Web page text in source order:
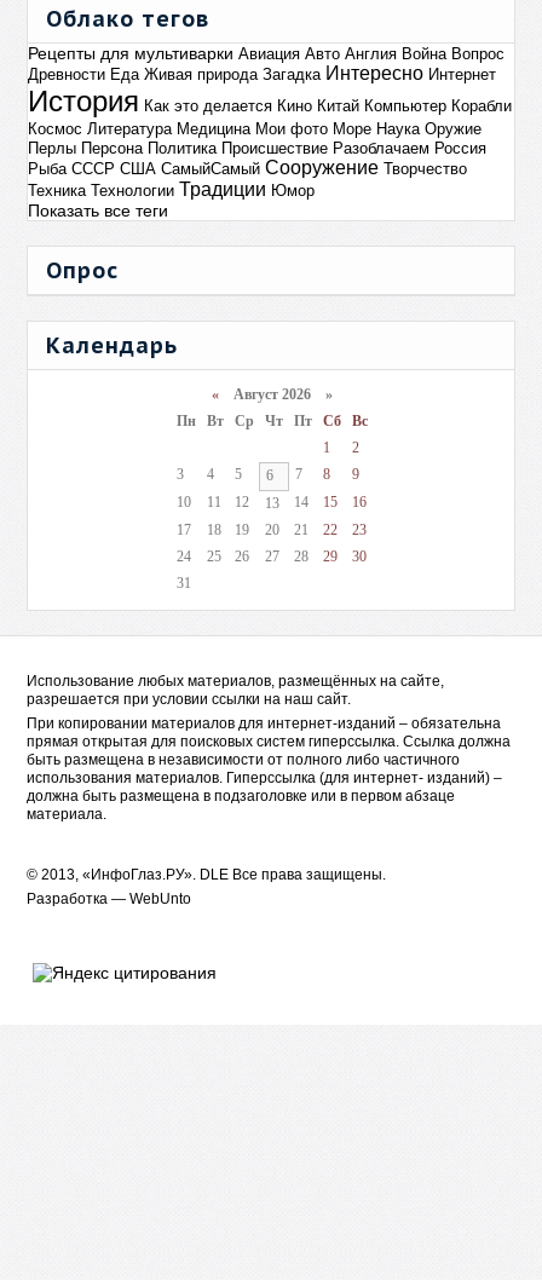
Облако тегов
Рецепты для мультиварки Авиация Авто Англия Война Вопрос
Древности Еда Живая природа Загадка Интересно Интернет
История Как это делается Кино Китай Компьютер Корабли
Космос Литература Медицина Мои фото Море Наука Оружие
Перлы Персона Политика Происшествие Разоблачаем Россия
Рыба СССР США СамыйСамый Сооружение Творчество
Техника Технологии Традиции Юмор
Показать все теги
Опрос
Календарь
«Август 2026 »
Пн
Вт Ср Чт Пт Сб
Вс
1
2
3
4 5 6 7 8
9
10
11 12 13 14 15
16
17
18 19 20 21 22
23
24
25 26 27 28 29
30
31
Использование любых материалов, размещённых на сайте,
разрешается при условии ссылки на наш сайт.
При копировании материалов для интернет-изданий – обязательна
прямая открытая для поисковых систем гиперссылка. Ссылка должна
быть размещена в независимости от полного либо частичного
использования материалов. Гиперссылка (для интернет- изданий) –
должна быть размещена в подзаголовке или в первом абзаце
материала.
© 2013, «ИнфоГлаз.РУ». DLE Все права защищены.
Разработка —WebUnto